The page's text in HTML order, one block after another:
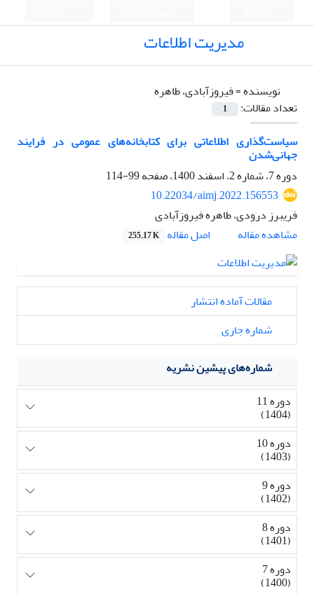
مدیریت اطلاعات
نویسنده =فیروزآبادی، طاهره
تعداد مقالات:
1
سیاست‌گذاری اطلاعاتی برای کتابخانه‌‌های عمومی در فرایند
جهانی‌شدن
دوره 7، شماره 2، اسفند 1400، صفحه
99-114
10.22034/aimj.2022.156553
فریبرز درودی، طاهره فیروزآبادی
مشاهده مقاله
اصل مقاله 255.17 K
مقالات آماده انتشار
شماره جاری
شماره‌های پیشین نشریه
دوره 11
(1404)
دوره 10
(1403)
دوره 9
(1402)
دوره 8
(1401)
دوره 7
(1400)